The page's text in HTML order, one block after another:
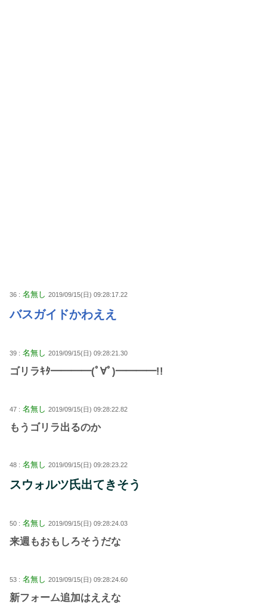
36 : 名無し 2019/09/15(日) 09:28:17.22
バスガイドかわええ
39 : 名無し 2019/09/15(日) 09:28:21.30
ゴリラｷﾀ━━━━(ﾟ∀ﾟ)━━━━!!
47 : 名無し 2019/09/15(日) 09:28:22.82
もうゴリラ出るのか
48 : 名無し 2019/09/15(日) 09:28:23.22
スウォルツ氏出てきそう
50 : 名無し 2019/09/15(日) 09:28:24.03
来週もおもしろそうだな
53 : 名無し 2019/09/15(日) 09:28:24.60
新フォーム追加はええな